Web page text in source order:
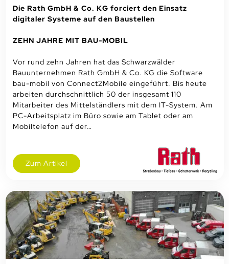
Die Rath GmbH & Co. KG forciert den Einsatz
digitaler Systeme auf den Baustellen
ZEHN JAHRE MIT BAU-MOBIL
Vor rund zehn Jahren hat das Schwarzwälder
Bauunternehmen Rath GmbH & Co. KG die Software
bau-mobil von Connect2Mobile eingeführt. Bis heute
arbeiten durchschnittlich 50 der insgesamt 110
Mitarbeiter des Mittelständlers mit dem IT-System. Am
PC-Arbeitsplatz im Büro sowie am Tablet oder am
Mobiltelefon auf der…
Zum Artikel